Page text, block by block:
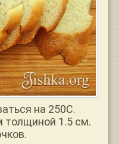
на 250С.
толщиной 1.5 см.